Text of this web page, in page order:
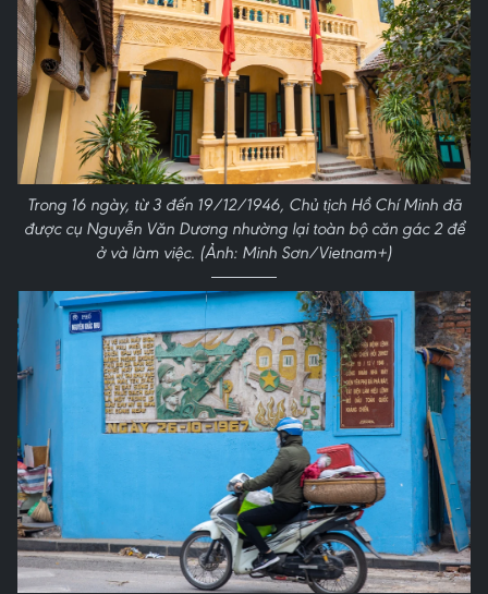
Trong 16 ngày, từ 3 đến 19/12/1946, Chủ tịch Hồ Chí Minh đã
được cụ Nguyễn Văn Dương nhường lại toàn bộ căn gác 2 để
ở và làm việc. (Ảnh: Minh Sơn/Vietnam+)